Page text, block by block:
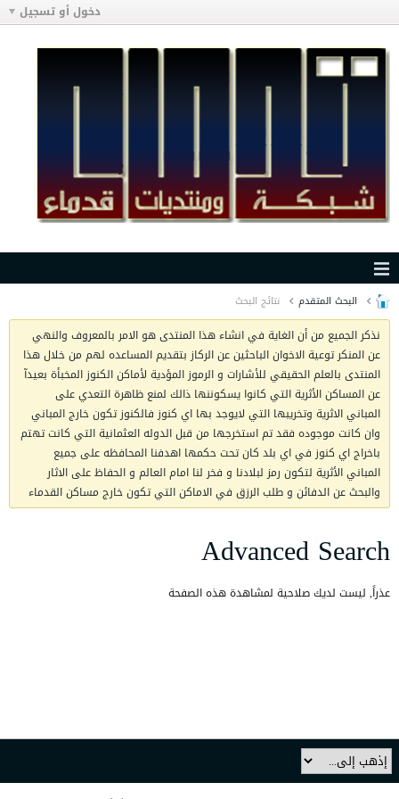
دخول أو تسجيل
البحث المتقدم نتائج البحث
نذكر الجميع من أن الغاية في انشاء هذا المنتدى هو الامر بالمعروف والنهي
عن المنكر توعية الاخوان الباحثين عن الركاز بتقديم المساعده لهم من خلال هذا
المنتدى بالعلم الحقيقي للأشارات و الرموز المؤدية لأماكن الكنوز المخبأة بعيدآ
عن المساكن الأثرية التي كانوا يسكوننها ذالك لمنع ظاهرة التعدي على
المباني الاثرية وتخريبها التي لايوجد بها اي كنوز فالكنوز تكون خارج المباني
وان كانت موجوده فقد تم استخرجها من قبل الدوله العثمانية التي كانت تهتم
باخراج اي كنوز في اي بلد كان تحت حكمها اهدفنا المحافظه على جميع
المباني الأثرية لتكون رمز لبلادنا و فخر لنا امام العالم و الحفاظ على الاثار
والبحث عن الدفائن و طلب الرزق في الاماكن التي تكون خارج مساكن القدماء
Advanced Search
عذراً, ليست لديك صلاحية لمشاهدة هذه الصفحة